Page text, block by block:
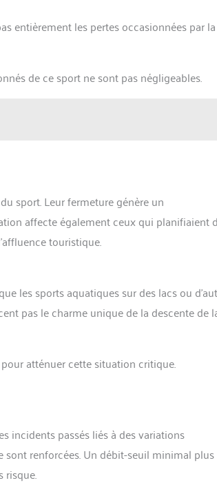
entièrement les pertes occasionnées par la
de ce sport ne sont pas négligeables.
sport. Leur fermeture génère un
affecte également ceux qui planifiaient
touristique.
les sports aquatiques sur des lacs ou
pas le charme unique de la descente de
atténuer cette situation critique.
incidents passés liés à des variations
renforcées. Un débit-seuil minimal plus
risque.